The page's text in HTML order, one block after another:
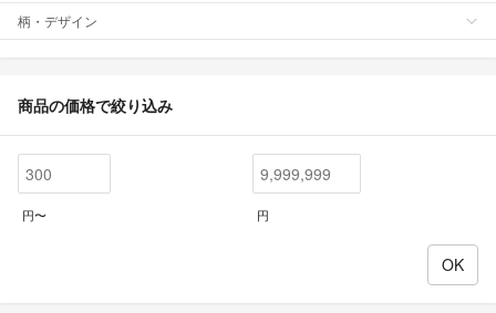
柄・デザイン
商品の価格で絞り込み
円〜 円